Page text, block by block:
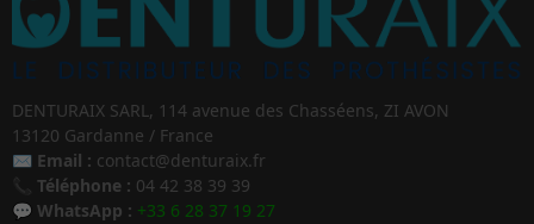
DENTURAIX SARL, 114 avenue des Chasséens, ZI AVON
13120 Gardanne / France
✉️ Email : contact@denturaix.fr
Téléphone : 04 42 38 39 39
💬 WhatsApp : +33 6 28 37 19 27